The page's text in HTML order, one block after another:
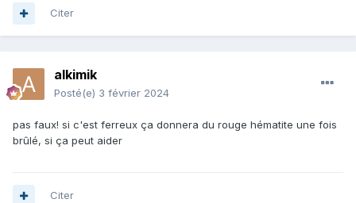
Citer
alkimik
Posté(e) 3 février 2024
pas faux! si c'est ferreux ça donnera du rouge hématite une fois
brûlé, si ça peut aider
Citer